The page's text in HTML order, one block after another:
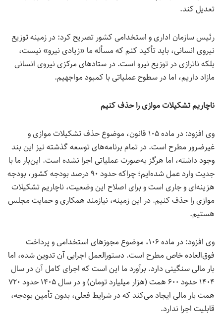
تعدیل کند.
رئیس سازمان اداری و استخدامی کشور تصریح کرد: در زمینه توزیع
نیروی انسانی، باید تأکید کنم که مسأله ما «زیادی نیرو» نیست،
بلکه ناترازی در توزیع نیرو است. در ستادهای مرکزی نیروی انسانی
مازاد داریم، اما در سطوح عملیاتی با کمبود مواجهیم.
ناچاریم تشکیلات موازی را حذف کنیم
وی افزود: در ماده ۱۰۵ قانون، موضوع حذف تشکیلات موازی و
غیرضرور مطرح است. در تمام برنامه‌های توسعه گذشته نیز این بند
وجود داشته، اما هرگز به‌صورت عملیاتی اجرا نشده است. این‌بار ما با
جدیت وارد عمل شده‌ایم؛ چراکه حدود ۹۰ درصد بودجه کشور، بودجه
هزینه‌ای و جاری است و برای اصلاح این وضعیت، ناچاریم تشکیلات
موازی را حذف کنیم. در این زمینه، نیازمند همکاری و حمایت مجلس
هستیم.
وی افزود: در ماده ۱۰۶، موضوع مجوزهای استخدامی و پرداخت
فوق‌العاده خاص مطرح است. دستورالعمل اجرایی آن تدوین شده، اما
بار مالی سنگینی دارد. برآورد ما این است که اجرای کامل آن در سال
۱۴۰۴ حدود ۶۰۰ همت (هزار میلیارد تومان) و در سال ۱۴۰۵ حدود ۷۲۰
همت بار مالی ایجاد می‌کند که در شرایط فعلی، بدون تأمین بودجه،
قابلیت اجرا ندارد.